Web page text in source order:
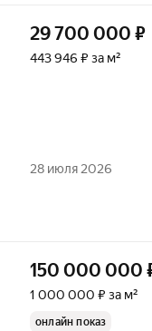
29 700 000 ₽
443 946 ₽ за м²
28 июля 2026
150 000 000
1 000 000 ₽ за м²
онлайн показ